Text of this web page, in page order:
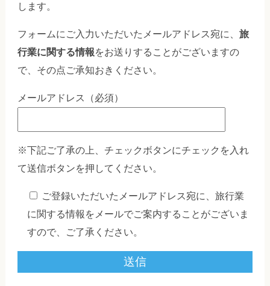
します。
フォームにご入力いただいたメールアドレス宛に、 旅
行業に関する情報をお送りすることがございますの
で、その点ご承知おきください。
メールアドレス（必須）
※下記ご了承の上、チェックボタンにチェックを入れ
て送信ボタンを押してください。
ご登録いただいたメールアドレス宛に、旅行業
に関する情報をメールでご案内することがございま
すので、ご了承ください。